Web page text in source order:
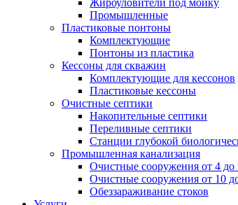
Промышленные
Пластиковые понтоны
Комплектующие
Понтоны из пластика
Кессоны для скважин
Комплектующие для кессонов
Пластиковые кессоны
Очистные септики
Накопительные септики
Переливные септики
Станции глубокой
Промышленная канализация
Очистные сооружения от 4 до
Очистные сооружения от 10
Обеззараживание стоков